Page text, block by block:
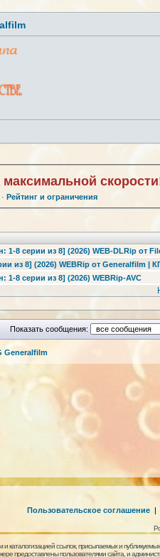
· Рейтинг и ограничения
1-8 серии из 8] (2026) WEB-DLRip от
из 8] (2026) WEBRip от Generalfilm |
1-8 серии из 8] (2026) WEBRip-AVC
Показать сообщения:
Generalfilm
Пользовательское соглашение |
каталогизацией ссылок, присылаемых и
предоставлены пользователями сайта, и